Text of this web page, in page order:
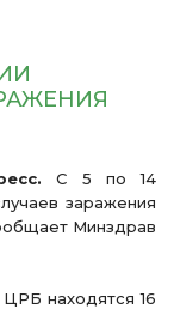
С 5 по 14
заражения
Минздрав
находятся 16